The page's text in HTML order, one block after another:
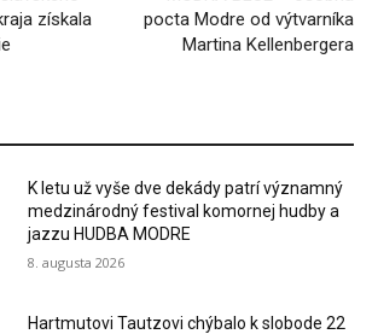
získala
pocta Modre od výtvarníka
Martina Kellenbergera
K letu už vyše dve dekády patrí významný
medzinárodný festival komornej hudby a
jazzu HUDBA MODRE
8. augusta 2026
Hartmutovi Tautzovi chýbalo k slobode 22